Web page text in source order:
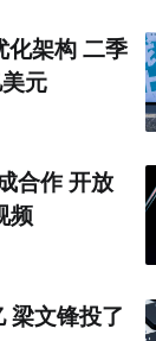
架构 二季
元
合作 开放
频
梁文锋投了